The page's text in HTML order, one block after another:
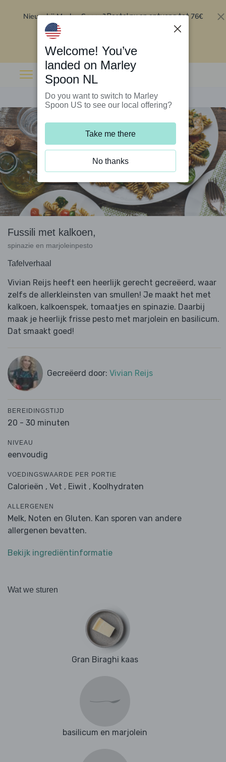
Nieuw bij Marley Spoon?Bestel nu en ontvang tot 76€
Fussili met kalkoen,
spinazie en marjoleinpesto
Tafelverhaal
Vivian Reijs heeft een heerlijk gerecht gecreëerd, waar
zelfs de allerkleinsten van smullen! Je maakt het met
kalkoen, kalkoenspek, tomaatjes en spinazie. Daarbij
maak je heerlijk frisse pesto met marjolein en basilicum.
Dat smaakt goed!
Gecreëerd door: Vivian Reijs
BEREIDINGSTIJD
20 - 30 minuten
NIVEAU
eenvoudig
VOEDINGSWAARDE PER PORTIE
Calorieën , Vet , Eiwit , Koolhydraten
ALLERGENEN
Melk, Noten en Gluten. Kan sporen van andere
allergenen bevatten.
Bekijk ingrediëntinformatie
Wat we sturen
Gran Biraghi kaas
basilicum en marjolein
Welcome! You’ve
landed on Marley
Spoon NL
Do you want to switch to Marley
Spoon US to see our local offering?
Take me there
No thanks